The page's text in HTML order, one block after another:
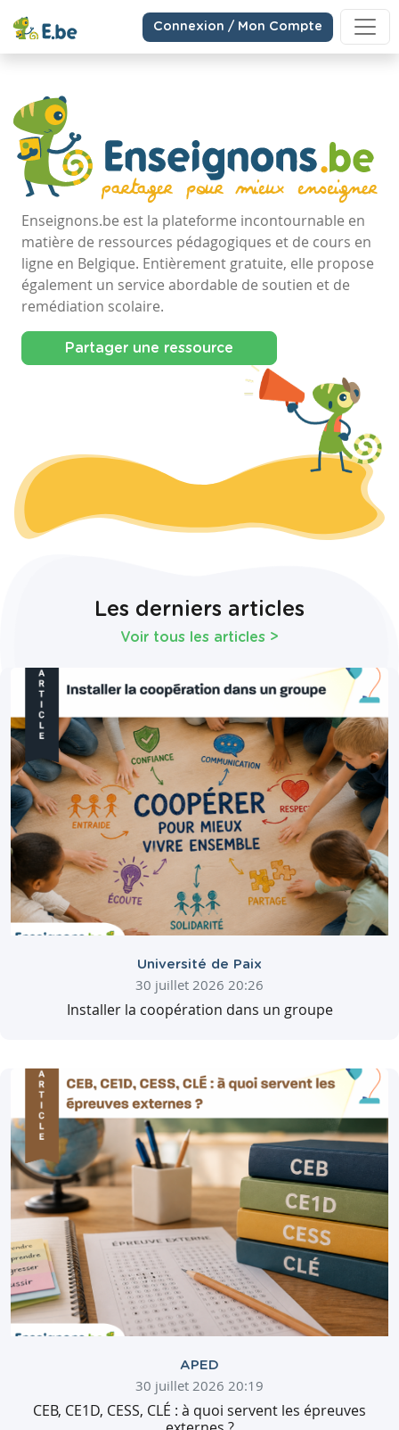
Connexion / Mon Compte
Enseignons.be est la plateforme incontournable en
matière de ressources pédagogiques et de cours en
ligne en Belgique. Entièrement gratuite, elle propose
également un service abordable de soutien et de
remédiation scolaire.
Partager une ressource
Les derniers articles
Voir tous les articles >
Université de Paix
30 juillet 2026 20:26
Installer la coopération dans un groupe
APED
30 juillet 2026 20:19
CEB, CE1D, CESS, CLÉ : à quoi servent les épreuves